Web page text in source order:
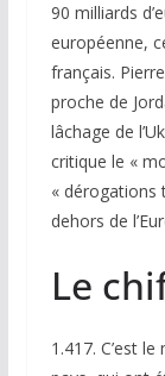
90 milliards
européenne,
français.
proche de
lâchage de
critique le «
« dérogations
dehors de
Le
1.417. C’est